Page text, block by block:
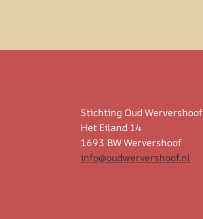
Stichting Oud Wervershoof
Het Eiland 14
1693 BW Wervershoof
info@oudwervershoof.nl